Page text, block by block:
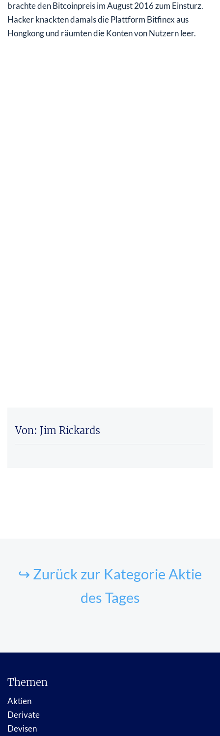
brachte den Bitcoinpreis im August 2016 zum Einsturz.
Hacker knackten damals die Plattform Bitfinex aus
Hongkong und räumten die Konten von Nutzern leer.
Von: Jim Rickards
↪ Zurück zur Kategorie Aktie
des Tages
Themen
Aktien
Derivate
Devisen